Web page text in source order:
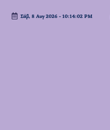
Μετάβαση
Σάβ, 8 Αυγ 2026- 10:14:03 PM